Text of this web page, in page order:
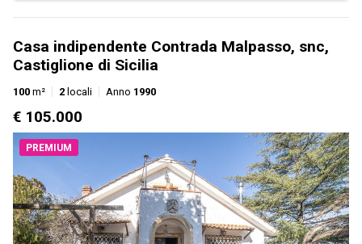
Casa indipendente Contrada Malpasso, snc,
Castiglione di Sicilia
100 m² 2 locali Anno 1990
€ 105.000
PREMIUM